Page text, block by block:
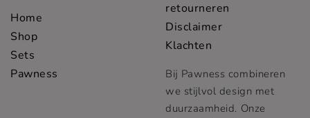
Home
Shop
Sets
Pawness
retourneren
Disclaimer
Klachten
Bij Pawness combineren
we stijlvol design met
duurzaamheid. Onze